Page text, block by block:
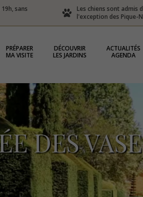
sans
Les chiens sont admis
l'exception des Pique-
PRÉPARER
MA VISITE
DÉCOUVRIR
LES JARDINS
ACTUALITÉS
AGENDA
DES